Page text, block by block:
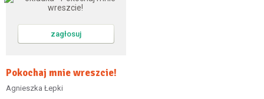
zagłosuj
Pokochaj mnie wreszcie!
Agnieszka Łepki